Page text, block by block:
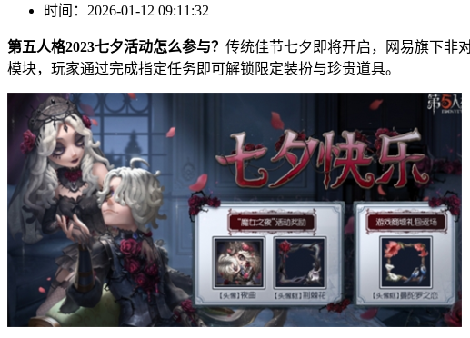
时间：2026-01-12 09:11:32
第五人格2023七夕活动怎么参与？ 传统佳节七夕即将开启，网易旗下非
模块，玩家通过完成指定任务即可解锁限定装扮与珍贵道具。